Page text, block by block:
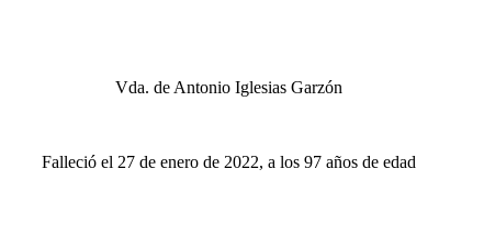
Vda. de Antonio Iglesias Garzón
Falleció el 27 de enero de 2022, a los 97 años de edad